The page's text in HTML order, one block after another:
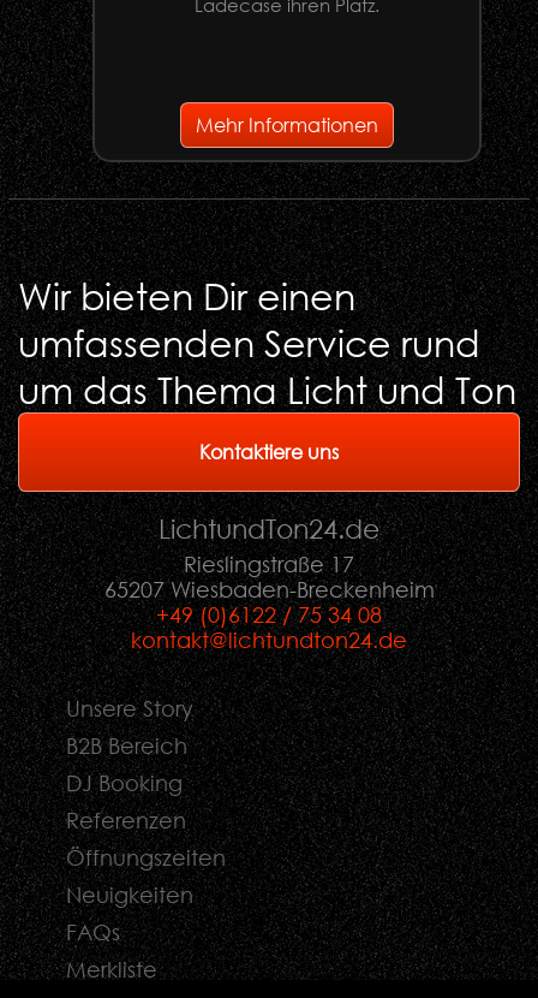
Ladecase ihren Platz.
Mehr Informationen
Wir bieten Dir einen
umfassenden Service rund
um das Thema Licht und Ton
Kontaktiere uns
LichtundTon24.de
Rieslingstraße 17
65207 Wiesbaden-Breckenheim
+49 (0)6122 / 75 34 08
kontakt@lichtundton24.de
Unsere Story
B2B Bereich
DJ Booking
Referenzen
Öffnungszeiten
Neuigkeiten
FAQs
Merkliste